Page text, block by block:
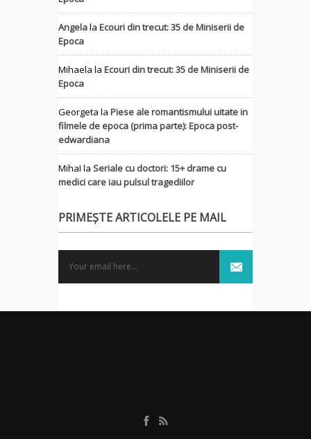
Angelala Ecouri din trecut: 35 de Miniserii de
Epoca
Mihaela la Ecouri din trecut: 35 de Miniserii de
Epoca
Georgeta la Piese ale romantismului uitate in
filmele de epoca (prima parte): Epoca post-
edwardiana
MihaI la Seriale cu doctori: 15+ drame cu
medici care iau pulsul tragediilor
PRIMEȘTE ARTICOLELE PE MAIL